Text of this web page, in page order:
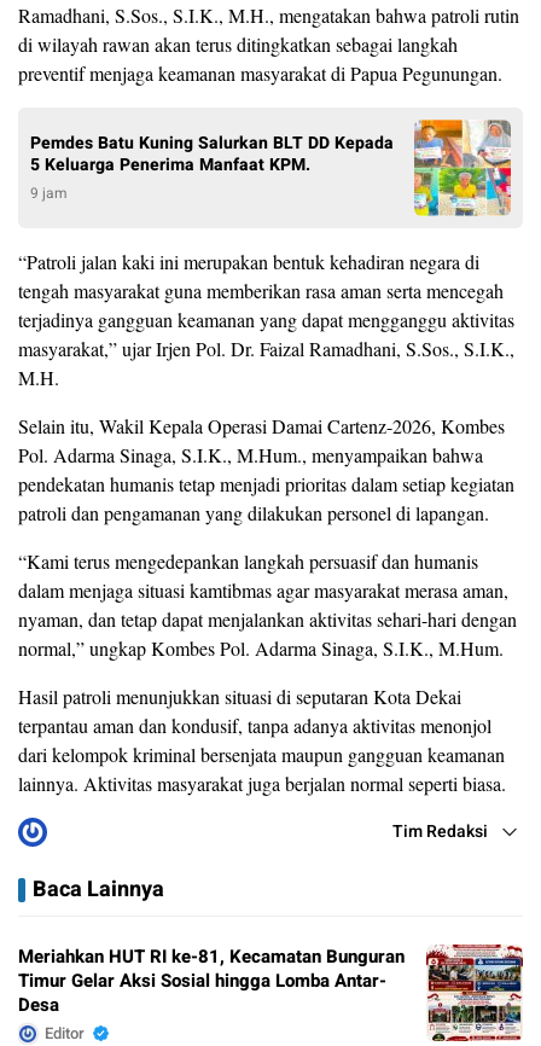
Ramadhani, S.Sos., S.I.K., M.H., mengatakan bahwa patroli rutin
di wilayah rawan akan terus ditingkatkan sebagai langkah
preventif menjaga keamanan masyarakat di Papua Pegunungan.
Pemdes Batu Kuning Salurkan BLT DD Kepada
5 Keluarga Penerima Manfaat KPM.
9 jam
“Patroli jalan kaki ini merupakan bentuk kehadiran negara di
tengah masyarakat guna memberikan rasa aman serta mencegah
terjadinya gangguan keamanan yang dapat mengganggu aktivitas
masyarakat,” ujar Irjen Pol. Dr. Faizal Ramadhani, S.Sos., S.I.K.,
M.H.
Selain itu, Wakil Kepala Operasi Damai Cartenz-2026, Kombes
Pol. Adarma Sinaga, S.I.K., M.Hum., menyampaikan bahwa
pendekatan humanis tetap menjadi prioritas dalam setiap kegiatan
patroli dan pengamanan yang dilakukan personel di lapangan.
“Kami terus mengedepankan langkah persuasif dan humanis
dalam menjaga situasi kamtibmas agar masyarakat merasa aman,
nyaman, dan tetap dapat menjalankan aktivitas sehari-hari dengan
normal,” ungkap Kombes Pol. Adarma Sinaga, S.I.K., M.Hum.
Hasil patroli menunjukkan situasi di seputaran Kota Dekai
terpantau aman dan kondusif, tanpa adanya aktivitas menonjol
dari kelompok kriminal bersenjata maupun gangguan keamanan
lainnya. Aktivitas masyarakat juga berjalan normal seperti biasa.
Tim Redaksi
Baca Lainnya
Meriahkan HUT RI ke-81, Kecamatan Bunguran
Timur Gelar Aksi Sosial hingga Lomba Antar-
Desa
Editor